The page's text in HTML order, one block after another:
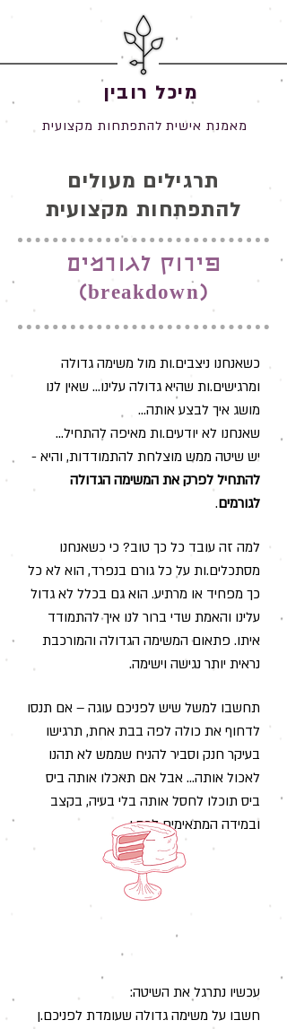
מיכל רובין
מאמנת אישית להתפתחות מקצועית
תרגילים מעולים
להתפתחות מקצועית
פירוק לגורמים
(breakdown)
כשאנחנו ניצבים.ות מול משימה גדולה
ומרגישים.ות שהיא גדולה עלינו... שאין לנו
מושג איך לבצע אותה...
שאנחנו לא יודעים.ות מאיפה להתחיל...
יש שיטה ממש מוצלחת להתמודדות, והיא -
להתחיל לפרק את המשימה הגדולה
לגורמים.
למה זה עובד כל כך טוב? כי כשאנחנו
מסתכלים.ות על כל גורם בנפרד, הוא לא כל
כך מפחיד או מרתיע. הוא גם בכלל לא גדול
עלינו והאמת שדי ברור לנו איך להתמודד
איתו. פתאום המשימה הגדולה והמורכבת
נראית יותר נגישה וישימה.
תחשבו למשל שיש לפניכם עוגה – אם תנסו
לדחוף את כולה לפה בבת אחת, תרגישו
בעיקר חנק וסביר להניח שממש לא תהנו
לאכול אותה... אבל אם תאכלו אותה ביס
ביס תוכלו לחסל אותה בלי בעיה, בקצב
ובמידה המתאימיםלכם.ן.
עכשיו נתרגל את השיטה:
חשבו על משימה גדולה שעומדת לפניכם.ן